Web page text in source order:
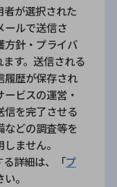
が選択された
ールで送信さ
方針・プライバ
す。送信される
履歴が保存され
ビスの運営・
信を完了させる
などの調査等を
ません。
詳細は、「プ
。